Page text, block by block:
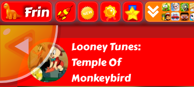
Frin
Looney Tunes:
Temple Of
Monkeybird